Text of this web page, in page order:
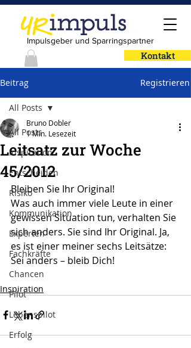
Impulsgeber und Sparringspartner
Kontakt
Beitrag Registrieren
All Posts
Inspiration
Entscheiden
Risiko
Kommunikation
Experten
Fachkräfte
Chancen
Pilot
Lebenspilot
Erfolg
All Posts
Leitsatz zur Woche
45/2012
Bruno Dobler
1 Min. Lesezeit
Bleiben Sie Ihr Original!
Was auch immer viele Leute in einer
gewissen Situation tun, verhalten Sie
sich anders. Sie sind Ihr Original. Ja,
es ist einer meiner sechs Leitsätze:
Sei anders – bleib Dich!
Inspiration